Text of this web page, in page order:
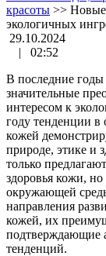
красоты >> Новые
экологичных
29.10.2024
|
02:52
В последние годы
значительные
интересом к
году тенденции в
кожей
природе, этике и
только
здоровья кожи,
окружающей
направления
кожей, их
подтверждающие
тенденций.